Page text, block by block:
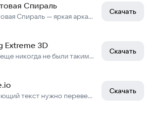
Спираль
Фруктовая Спираль — яркая аркада с шариком, фруктами и игрой без интернета
Скачать
Extreme 3D
Гонки еще никогда не были такими весёлыми!
Скачать
Следующий текст нужно перевести на русский язык, если он не на русском.
Скачать